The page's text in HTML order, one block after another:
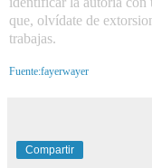
que, olvídate de
trabajas.
Fuente:fayerwayer
Compartir